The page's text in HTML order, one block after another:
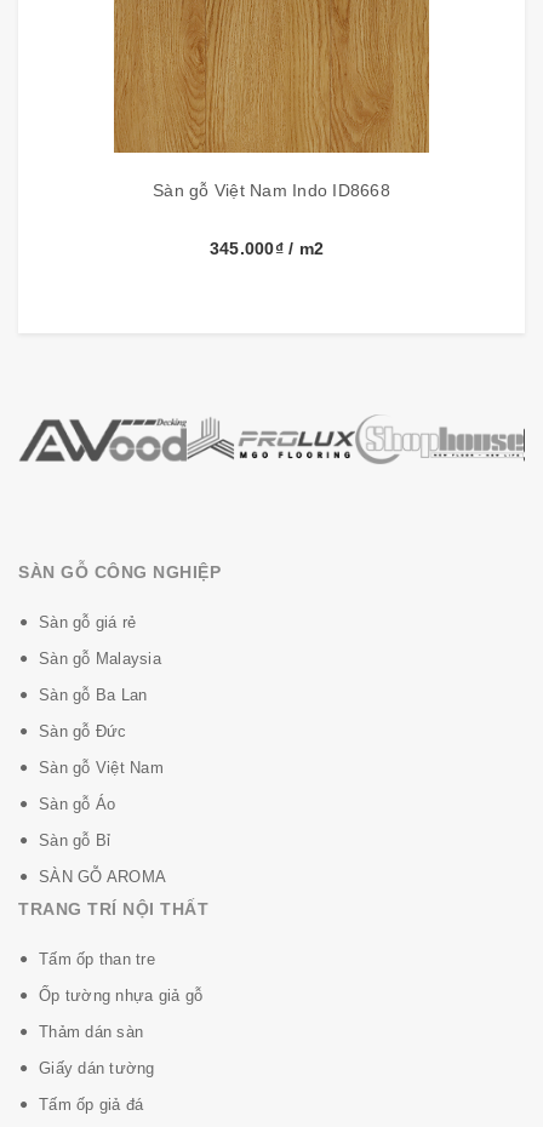
nhất cho loại sàn ít biến dạng và không giãn nở.
Tính năng sàn gỗ công nghiệpINDO:
Hệ thống các cạnh hèm khóa được phủ sáp nến
khô có màu xanh bằng công nghiệp in phun: ưu
điểm của công nghệ này tại lớp phũ kháng nước tuyệt
nhau, ron có rãnh chữ V nhỏ phân tấm cho mỗi tấm,
tạo tính thẩm mỹ cao như các loại sàn cao cấp từ
Thương hiệu
Qui cách
Đóng gói
Bảo hành sản phẩm
Xuất xứ
Sàn gỗ Việt Nam Indo ID8668
345.000₫/ m2
SÀN GỖ CÔNG NGHIỆP
Sàn gỗ giá rẻ
Sàn gỗ Malaysia
Sàn gỗ Ba Lan
Sàn gỗ Đức
Sàn gỗ Việt Nam
Sàn gỗ Áo
Sàn gỗ Bỉ
SÀN GỖ AROMA
TRANG TRÍ NỘI THẤT
Tấm ốp than tre
Ốp tường nhựa giả gỗ
Thảm dán sàn
Giấy dán tường
Tấm ốp giả đá